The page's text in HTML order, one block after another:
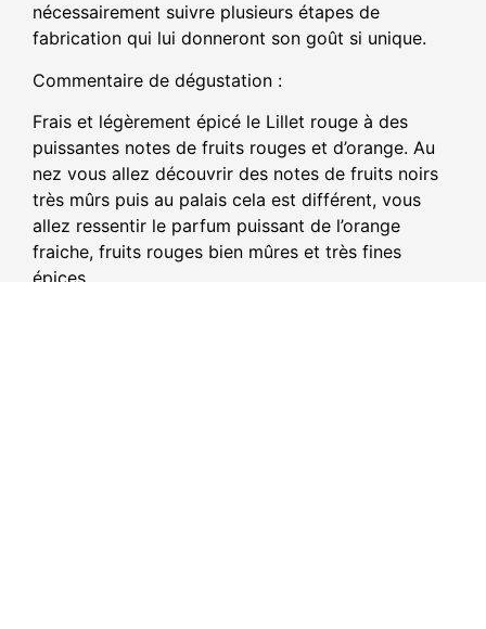
nécessairement suivre plusieurs étapes de
fabrication qui lui donneront son goût si unique.
Commentaire de dégustation :
Frais et légèrement épicé le Lillet rouge à des
puissantes notes de fruits rouges et d’orange. Au
nez vous allez découvrir des notes de fruits noirs
très mûrs puis au palais cela est différent, vous
allez ressentir le parfum puissant de l’orange
fraiche, fruits rouges bien mûres et très fines
épices.